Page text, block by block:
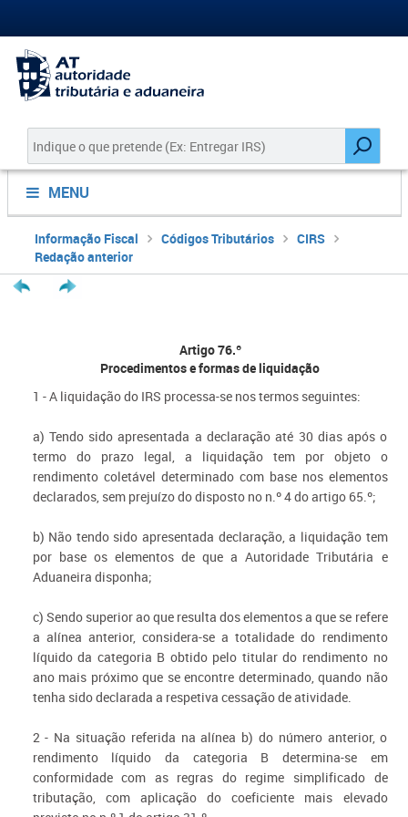
MENU
Informação Fiscal Códigos Tributários
CIRS
Redação anterior
Artigo 76.º
Procedimentos e formas de liquidação
1 - A liquidação do IRS processa-se nos termos seguintes:
a) Tendo sido apresentada a declaração até 30 dias após o
termo do prazo legal, a liquidação tem por objeto o
rendimento coletável determinado com base nos elementos
declarados, sem prejuízo do disposto no n.º 4 do artigo 65.º;
b) Não tendo sido apresentada declaração, a liquidação tem
por base os elementos de que a Autoridade Tributária e
Aduaneira disponha;
c) Sendo superior ao que resulta dos elementos a que se refere
a alínea anterior, considera-se a totalidade do rendimento
líquido da categoria B obtido pelo titular do rendimento no
ano mais próximo que se encontre determinado, quando não
tenha sido declarada a respetiva cessação de atividade.
2 - Na situação referida na alínea b) do número anterior, o
rendimento líquido da categoria B determina-se em
conformidade com as regras do regime simplificado de
tributação, com aplicação do coeficiente mais elevado